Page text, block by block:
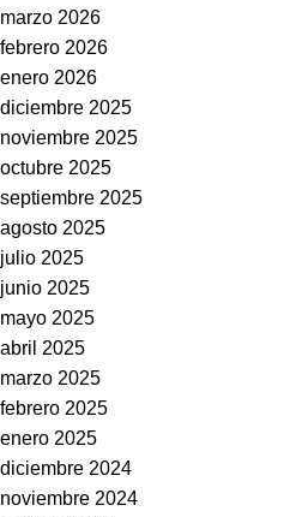
marzo 2026
febrero 2026
enero 2026
diciembre 2025
noviembre 2025
octubre 2025
septiembre 2025
agosto 2025
julio 2025
junio 2025
mayo 2025
abril 2025
marzo 2025
febrero 2025
enero 2025
diciembre 2024
noviembre 2024